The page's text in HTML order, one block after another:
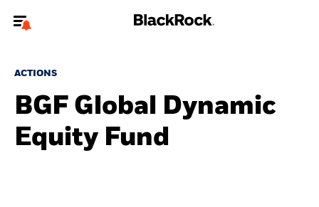
financiers.
jourvotre type d'utilisateur
A propos de BlackRock
ACTIONS
BGF Global Dynamic
Equity Fund